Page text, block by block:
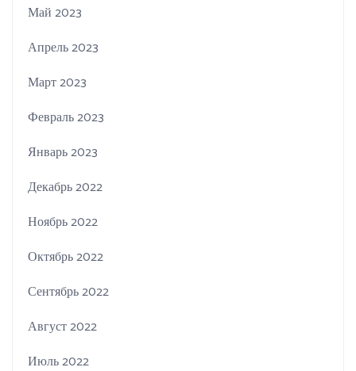
Май 2023
Апрель 2023
Март 2023
Февраль 2023
Январь 2023
Декабрь 2022
Ноябрь 2022
Октябрь 2022
Сентябрь 2022
Август 2022
Июль 2022